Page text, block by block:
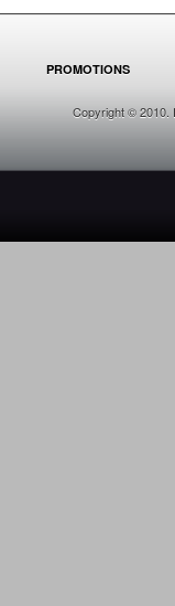
PROMOTIONS
Copyright © 2010.